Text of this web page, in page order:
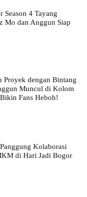
Season 4 Tayang
Mo dan Anggun Siap
Proyek dengan Bintang
Muncul di Kolom
Fans Heboh!
Kolaborasi
di Hari Jadi Bogor